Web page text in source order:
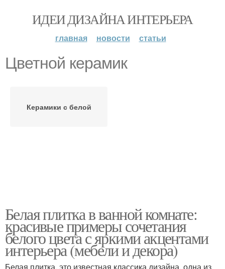
ИДЕИ ДИЗАЙНА ИНТЕРЬЕРА
главная новости статьи
Цветной керамик
Керамики с белой
Белая плитка в ванной комнате:
красивые примеры сочетания
белого цвета с яркими акцентами
интерьера (мебели и декора)